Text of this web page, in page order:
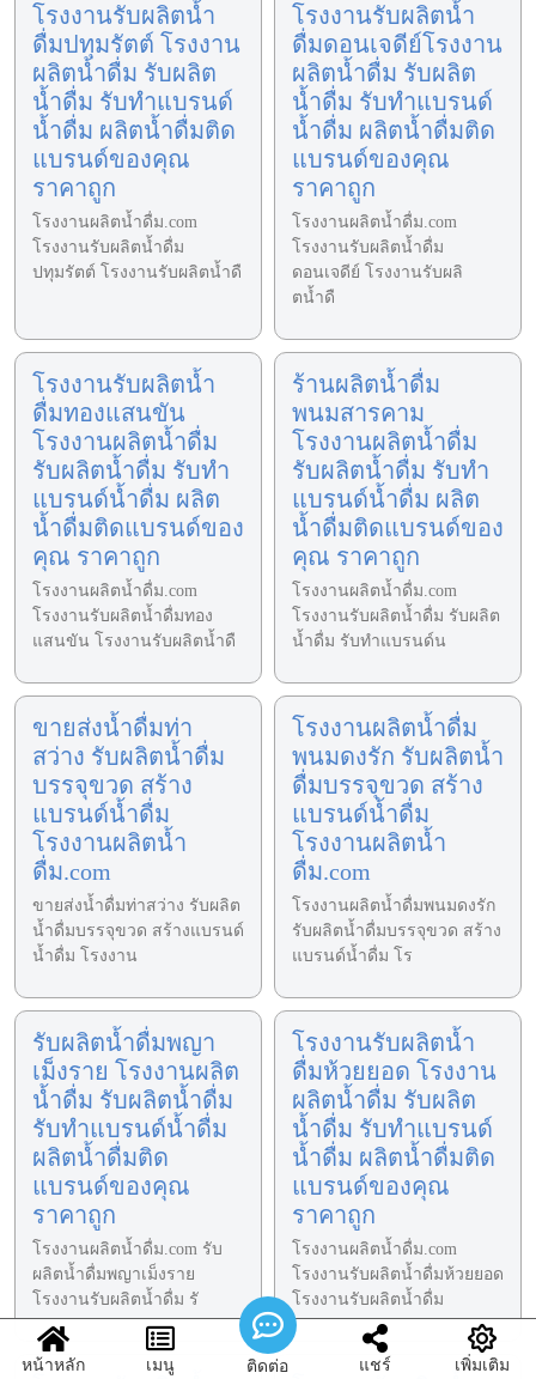
โรงงานรับผลิตน้ำ
ดื่มปทุมรัตต์ โรงงาน
ผลิตน้ำดื่ม รับผลิต
น้ำดื่ม รับทำแบรนด์
น้ำดื่ม ผลิตน้ำดื่มติด
แบรนด์ของคุณ
ราคาถูก
โรงงานผลิตน้ำดื่ม.com
โรงงานรับผลิตน้ำดื่ม
ปทุมรัตต์ โรงงานรับผลิตน้ำดื
โรงงานรับผลิตน้ำ
ดื่มดอนเจดีย์โรงงาน
ผลิตน้ำดื่ม รับผลิต
น้ำดื่ม รับทำแบรนด์
น้ำดื่ม ผลิตน้ำดื่มติด
แบรนด์ของคุณ
ราคาถูก
โรงงานผลิตน้ำดื่ม.com
โรงงานรับผลิตน้ำดื่ม
ดอนเจดีย์ โรงงานรับผลิ
ตน้ำดื
โรงงานรับผลิตน้ำ
ดื่มทองแสนขัน
โรงงานผลิตน้ำดื่ม
รับผลิตน้ำดื่ม รับทำ
แบรนด์น้ำดื่ม ผลิต
น้ำดื่มติดแบรนด์ของ
คุณ ราคาถูก
โรงงานผลิตน้ำดื่ม.com
โรงงานรับผลิตน้ำดื่มทอง
แสนขัน โรงงานรับผลิตน้ำดื
ร้านผลิตน้ำดื่ม
พนมสารคาม
โรงงานผลิตน้ำดื่ม
รับผลิตน้ำดื่ม รับทำ
แบรนด์น้ำดื่ม ผลิต
น้ำดื่มติดแบรนด์ของ
คุณ ราคาถูก
โรงงานผลิตน้ำดื่ม.com
โรงงานรับผลิตน้ำดื่ม รับผลิต
น้ำดื่ม รับทำแบรนด์น
ขายส่งน้ำดื่มท่า
สว่าง รับผลิตน้ำดื่ม
บรรจุขวด สร้าง
แบรนด์น้ำดื่ม
โรงงานผลิตน้ำ
ดื่ม.com
ขายส่งน้ำดื่มท่าสว่าง รับผลิต
น้ำดื่มบรรจุขวด สร้างแบรนด์
น้ำดื่ม โรงงาน
โรงงานผลิตน้ำดื่ม
พนมดงรัก รับผลิตน้ำ
ดื่มบรรจุขวด สร้าง
แบรนด์น้ำดื่ม
โรงงานผลิตน้ำ
ดื่ม.com
โรงงานผลิตน้ำดื่มพนมดงรัก
รับผลิตน้ำดื่มบรรจุขวด สร้าง
แบรนด์น้ำดื่ม โร
รับผลิตน้ำดื่มพญา
เม็งราย โรงงานผลิต
น้ำดื่ม รับผลิตน้ำดื่ม
รับทำแบรนด์น้ำดื่ม
ผลิตน้ำดื่มติด
แบรนด์ของคุณ
ราคาถูก
โรงงานผลิตน้ำดื่ม.com รับ
ผลิตน้ำดื่มพญาเม็งราย
โรงงานรับผลิตน้ำดื่ม รั
โรงงานรับผลิตน้ำ
ดื่มห้วยยอด โรงงาน
ผลิตน้ำดื่ม รับผลิต
น้ำดื่ม รับทำแบรนด์
น้ำดื่ม ผลิตน้ำดื่มติด
แบรนด์ของคุณ
ราคาถูก
โรงงานผลิตน้ำดื่ม.com
โรงงานรับผลิตน้ำดื่มห้วยยอด
โรงงานรับผลิตน้ำดื่ม
หน้าหลัก เมนู ติดต่อ แชร์ เพิ่มเติม